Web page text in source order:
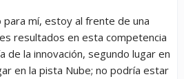
mí, estoy al frente de una
resultados en esta competencia
de la innovación, segundo lugar en
en la pista Nube; no podría estar